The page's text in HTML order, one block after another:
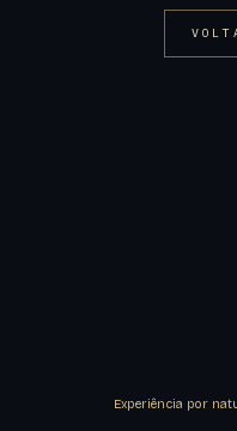
Experiência por